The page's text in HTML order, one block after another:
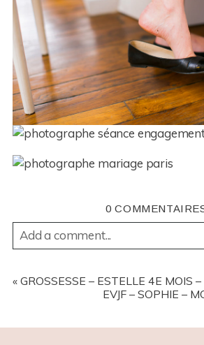
0
Add a comment...
REQUIRED FIELDS ARE MARKED *
« GROSSESSE – ESTELLE 4E MOIS
EVJF – SOPHIE –